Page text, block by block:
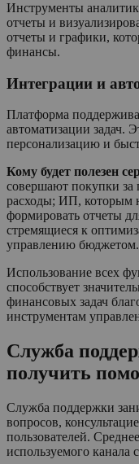
Инструменты
отчеты и
отчеты и графики,
финансы.
Интеграции и
Платформа
автоматизации задач.
персонализацию и
Кому будет полезен
совершают покупки за
расходы; ИП, которым
формировать отчеты
стремящиеся к
управлению бюджетом.
Использование всех
способствует
финансовых задач
инструментам
Служба
получить
Служба поддержки
вопросов,
пользователей.
используемого канала